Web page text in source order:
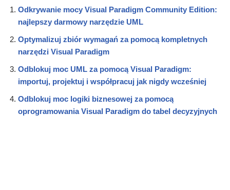
Odkrywanie mocy Visual Paradigm Community Edition:
najlepszy darmowy narzędzie UML
Optymalizuj zbiór wymagań za pomocą kompletnych
narzędzi Visual Paradigm
Odblokuj moc UML za pomocą Visual Paradigm:
importuj, projektuj i współpracuj jak nigdy wcześniej
Odblokuj moc logiki biznesowej za pomocą
oprogramowania Visual Paradigm do tabel decyzyjnych